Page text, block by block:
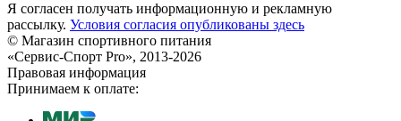
Я согласен получать информационную и рекламную
рассылку. Условия согласия опубликованы здесь
© Магазин спортивного питания
«Сервис-Спорт Pro», 2013-2026
Правовая информация
Принимаем к оплате: